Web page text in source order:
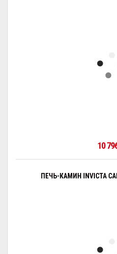
10
ПЕЧЬ-КАМИН INVICTA